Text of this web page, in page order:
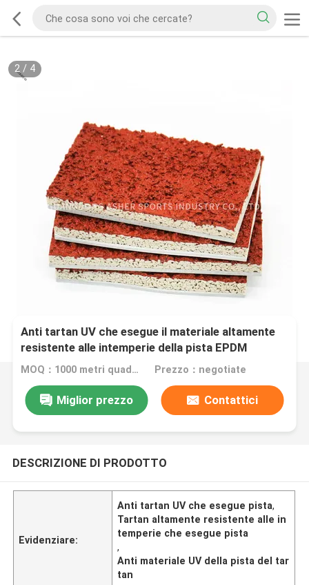
2/ 4
Anti tartan UV che esegue il materiale altamente
resistente alle intemperie della pista EPDM
MOQ：1000 metri quadrati Prezzo：negotiate
Miglior prezzo Contattici
DESCRIZIONE DI PRODOTTO
Evidenziare:
Anti tartan UV che esegue pista,
Tartan altamente resistente alle in
temperie che esegue pista
,
Anti materiale UV della pista del tar
tan